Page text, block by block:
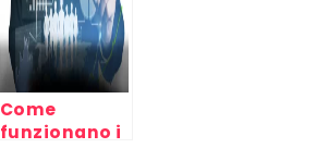
della società
(1)
Come
funzionano i